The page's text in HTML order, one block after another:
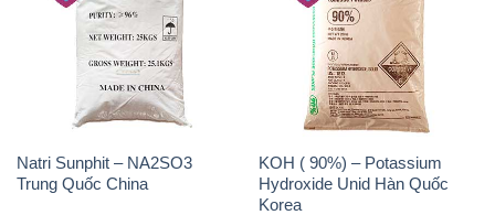
Natri Sunphit – NA2SO3
Trung Quốc China
KOH ( 90%) – Potassium
Hydroxide Unid Hàn Quốc
Korea